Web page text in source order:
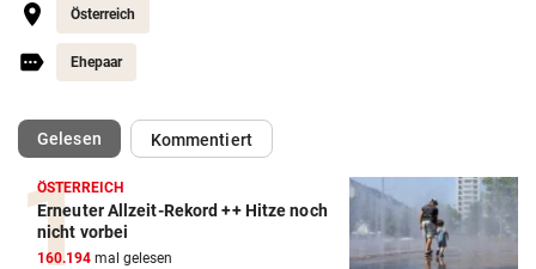
Österreich
Ehepaar
Gelesen(ausgewählt)Kommentiert
ÖSTERREICH
Erneuter Allzeit-Rekord ++ Hitze noch
nicht vorbei
160.194 mal gelesen